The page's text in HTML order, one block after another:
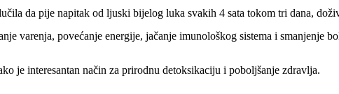
da pije napitak od ljuski bijelog luka svakih 4 sata tokom tri dana,
varenja, povećanje energije, jačanje imunološkog sistema i smanjenje
je interesantan način za prirodnu detoksikaciju i poboljšanje zdravlja.